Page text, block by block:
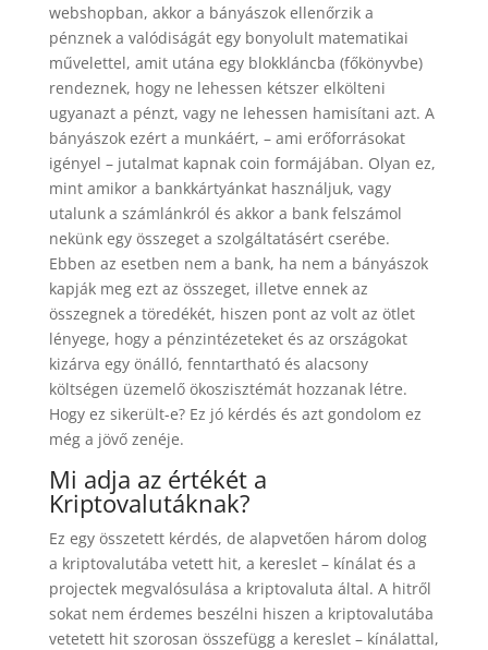
webshopban, akkor a bányászok ellenőrzik a
pénznek a valódiságát egy bonyolult matematikai
művelettel, amit utána egy blokkláncba (főkönyvbe)
rendeznek, hogy ne lehessen kétszer elkölteni
ugyanazt a pénzt, vagy ne lehessen hamisítani azt. A
bányászok ezért a munkáért, – ami erőforrásokat
igényel – jutalmat kapnak coin formájában. Olyan ez,
mint amikor a bankkártyánkat használjuk, vagy
utalunk a számlánkról és akkor a bank felszámol
nekünk egy összeget a szolgáltatásért cserébe.
Ebben az esetben nem a bank, ha nem a bányászok
kapják meg ezt az összeget, illetve ennek az
összegnek a töredékét, hiszen pont az volt az ötlet
lényege, hogy a pénzintézeteket és az országokat
kizárva egy önálló, fenntartható és alacsony
költségen üzemelő ökoszisztémát hozzanak létre.
Hogy ez sikerült-e? Ez jó kérdés és azt gondolom ez
még a jövő zenéje.
Mi adja az értékét a
Kriptovalutáknak?
Ez egy összetett kérdés, de alapvetően három dolog
a kriptovalutába vetett hit, a kereslet – kínálat és a
projectek megvalósulása a kriptovaluta által. A hitről
sokat nem érdemes beszélni hiszen a kriptovalutába
vetetett hit szorosan összefügg a kereslet – kínálattal,